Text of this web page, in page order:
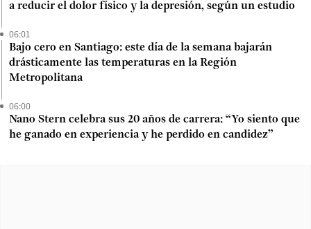
a reducir el dolor físico y la depresión, según un estudio
06:01
Bajo cero en Santiago: este día de la semana bajarán
drásticamente las temperaturas en la Región
Metropolitana
06:00
Nano Stern celebra sus 20 años de carrera: “Yo siento que
he ganado en experiencia y he perdido en candidez”